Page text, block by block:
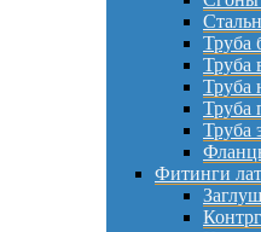
Труба
Труба
Труба
Труба
Труба
Фитинги